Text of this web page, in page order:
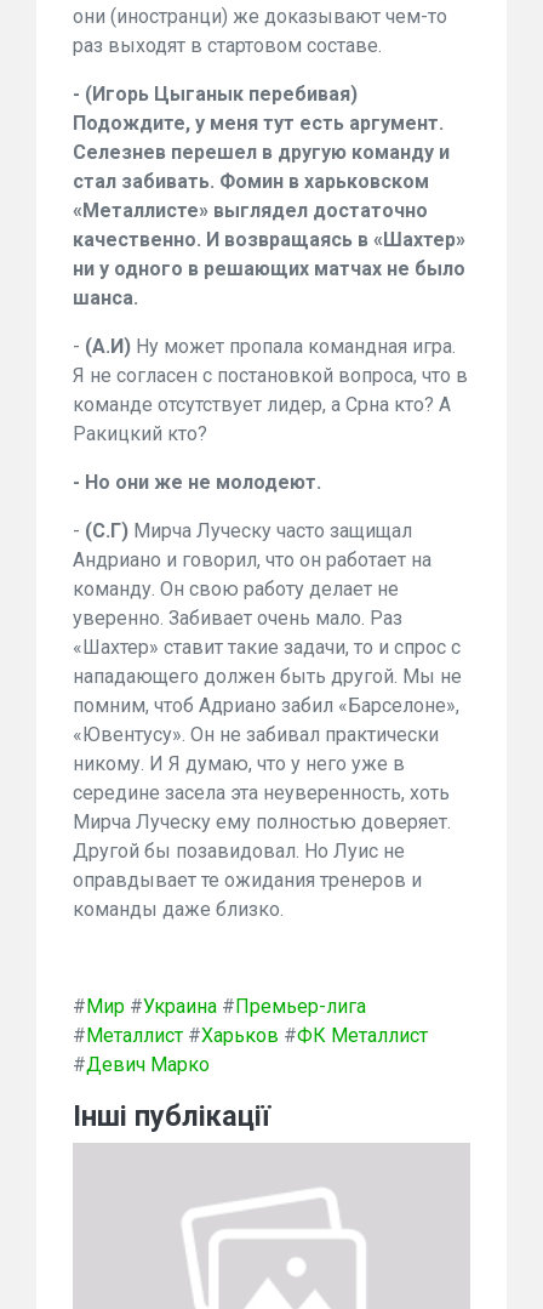
они (иностранци) же доказывают чем-то
раз выходят в стартовом составе.
- (Игорь Цыганык перебивая)
Подождите, у меня тут есть аргумент.
Селезнев перешел в другую команду и
стал забивать. Фомин в харьковском
«Металлисте» выглядел достаточно
качественно. И возвращаясь в «Шахтер»
ни у одного в решающих матчах не было
шанса.
- (А.И) Ну может пропала командная игра.
Я не согласен с постановкой вопроса, что в
команде отсутствует лидер, а Срна кто? А
Ракицкий кто?
- Но они же не молодеют.
- (С.Г) Мирча Луческу часто защищал
Андриано и говорил, что он работает на
команду. Он свою работу делает не
уверенно. Забивает очень мало. Раз
«Шахтер» ставит такие задачи, то и спрос с
нападающего должен быть другой. Мы не
помним, чтоб Адриано забил «Барселоне»,
«Ювентусу». Он не забивал практически
никому. И Я думаю, что у него уже в
середине засела эта неуверенность, хоть
Мирча Луческу ему полностью доверяет.
Другой бы позавидовал. Но Луис не
оправдывает те ожидания тренеров и
команды даже близко.
#Мир #Украина #Премьер-лига
#Металлист #Харьков #ФК Металлист
#Девич Марко
Інші публікації